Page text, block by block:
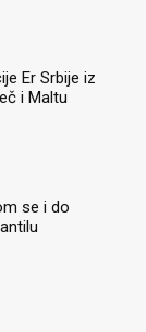
Er Srbije iz
i Maltu
se i do